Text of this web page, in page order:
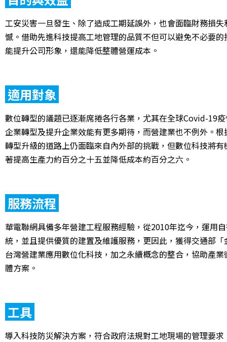
工安災害一旦發生、除了造成工期延誤外，也會面臨財務損
憾。借助先進科技提高工地管理的品質不但可以避免不必要
能提升公司形象，還能降低整體營運成本。
適用對象
數位轉型的議題已逐漸席捲各行各業，尤其在全球Covid-19
企業轉型及提升企業效能有更多期待，而營建業也不例外。
轉型升級的道路上仍面臨來自內外部的挑戰，但數位科技將
著提高生產力約百分之十五並降低成本約百分之六。
服務流程
華電聯網具備多年營建工程服務經驗，從2010年迄今，運用
統，並且提供優質的建置及維護服務，更因此，獲得交通部
台灣營建業應用數位化科技，加之永續概念的整合，協助產
體方案。
工具
導入科技防災解決方案，符合政府法規對工地現場的管理要